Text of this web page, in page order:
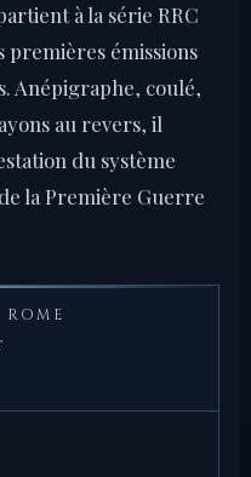
à la série RRC
premières émissions
Anépigraphe, coulé,
au revers, il
du système
la Première Guerre